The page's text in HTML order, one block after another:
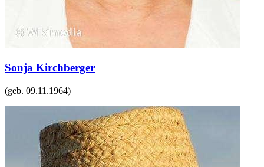
Sonja Kirchberger
(geb. 09.11.1964)